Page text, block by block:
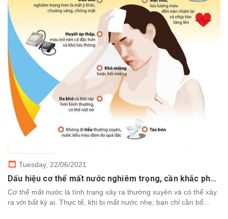
Tuesday, 22/06/2021
Dấu hiệu cơ thể mất nước nghiêm trọng, cần khắc phục nhanh chóng
Cơ thể mất nước là tình trạng xảy ra thường xuyên và có thể xảy
ra với bất kỳ ai. Thực tế, khi bị mất nước nhẹ, bạn chỉ cần bổ